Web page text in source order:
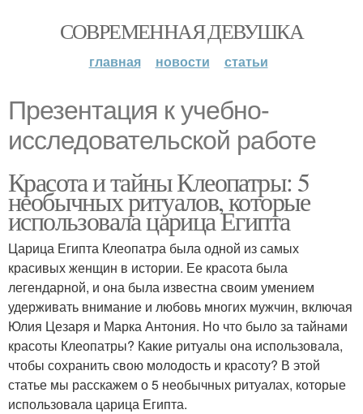
СОВРЕМЕННАЯ ДЕВУШКА
главная новости статьи
Презентация к учебно-
исследовательской работе
Красота и тайны Клеопатры: 5
необычных ритуалов, которые
использовала царица Египта
Царица Египта Клеопатра была одной из самых
красивых женщин в истории. Ее красота была
легендарной, и она была известна своим умением
удерживать внимание и любовь многих мужчин, включая
Юлия Цезаря и Марка Антония. Но что было за тайнами
красоты Клеопатры? Какие ритуалы она использовала,
чтобы сохранить свою молодость и красоту? В этой
статье мы расскажем о 5 необычных ритуалах, которые
использовала царица Египта.